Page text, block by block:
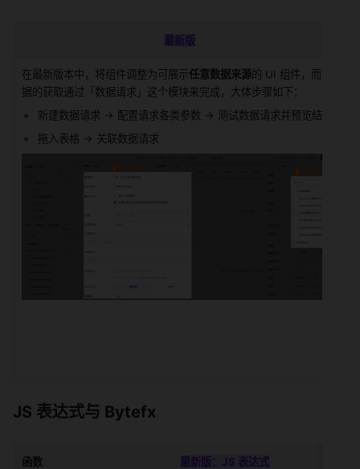
最新版
在最新版本中，将组件调整为可展示任意数据来源的 UI 组件，而数
据的获取通过「数据请求」这个模块来完成，大体步骤如下：
新建数据请求 -> 配置请求各类参数 -> 测试数据请求并预览结果
拖入表格 -> 关联数据请求
JS 表达式与 Bytefx
函数 最新版：JS 表达式